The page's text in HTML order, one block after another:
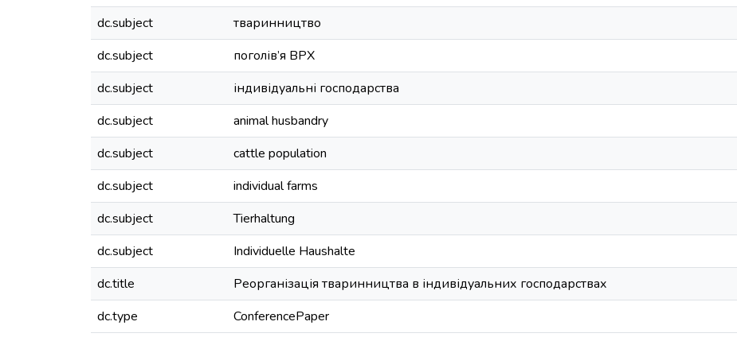
dc.subject
тваринництво
dc.subject
поголів’я ВРХ
dc.subject
індивідуальні господарства
dc.subject
animal husbandry
dc.subject
cattle population
dc.subject
individual farms
dc.subject
Tierhaltung
dc.subject
Individuelle Haushalte
dc.title
Реорганізація тваринництва в індивідуальних господарствах
dc.type
ConferencePaper